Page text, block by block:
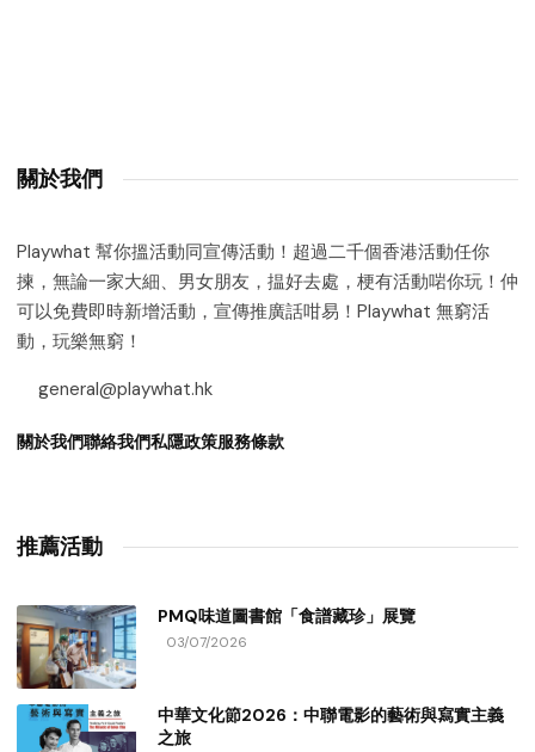
關於我們
Playwhat 幫你搵活動同宣傳活動！超過二千個香港活動任你
揀，無論一家大細、男女朋友，揾好去處，梗有活動啱你玩！仲
可以免費即時新增活動，宣傳推廣話咁易！Playwhat 無窮活
動，玩樂無窮！
general@playwhat.hk
關於我們聯絡我們私隱政策服務條款
推薦活動
PMQ味道圖書館「食譜藏珍」展覽
03/07/2026
中華文化節2026：中聯電影的藝術與寫實主義
之旅